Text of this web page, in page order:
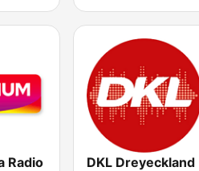
Radio DKL Dreyeckland